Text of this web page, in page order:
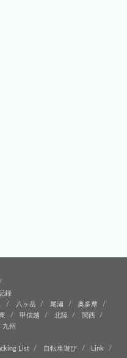
録
八ヶ岳 尾瀬
奥多摩
甲信越 北陸
関西
九州
List 自転車遊び
Link